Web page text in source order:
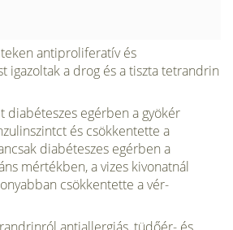
antiproliferatív és
igazoltak a drog és a tiszta tetrandrin
diabéteszes egérben a gyökér
és csökkentette a
diabéteszes egérben a
mértékben, a vizes kivonatnál
csökkentette a vér­